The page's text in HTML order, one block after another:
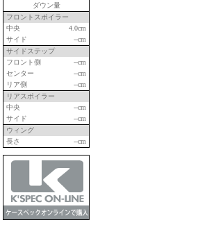
ダウン量
フロントスポイラー
中央
4.0cm
サイド
--cm
サイドステップ
フロント側
--cm
センター
--cm
リア側
--cm
リアスポイラー
中央
--cm
サイド
--cm
ウィング
長さ
--cm